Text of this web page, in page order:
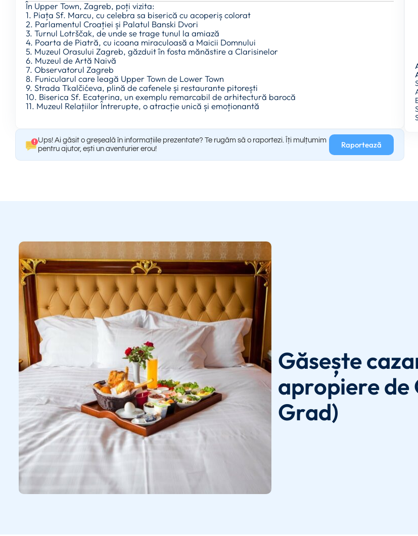
În Upper Town, Zagreb, poți vizita:
1. Piața Sf. Marcu, cu celebra sa biserică cu acoperiș colorat
2. Parlamentul Croației și Palatul Banski Dvori
3. Turnul Lotrščak, de unde se trage tunul la amiază
4. Poarta de Piatră, cu icoana miraculoasă a Maicii Domnului
5. Muzeul Orasului Zagreb, găzduit în fosta mănăstire a Clarisinelor
6. Muzeul de Artă Naivă
7. Observatorul Zagreb
8. Funicularul care leagă Upper Town de Lower Town
9. Strada Tkalčićeva, plină de cafenele și restaurante pitorești
10. Biserica Sf. Ecaterina, un exemplu remarcabil de arhitectură barocă
11. Muzeul Relațiilor Întrerupte, o atracție unică și emoționantă
Ups! Ai găsit o greșeală în informațiile prezentate? Te rugăm să o raportezi. Îți mulțumim
pentru ajutor, ești un aventurier erou!
Raportează
Găsește
apropiere de
Grad)